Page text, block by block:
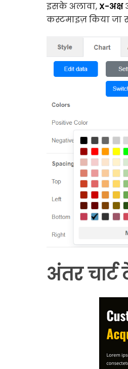
इसके अलावा,X-अक्ष
कस्टमाइज़ किया जा
अंतर